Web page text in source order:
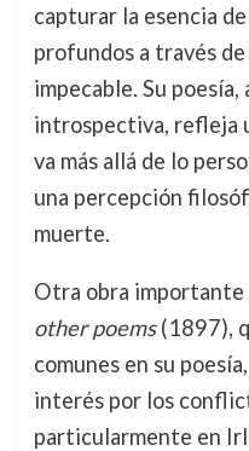
capturar la esencia
profundos a través
impecable. Su poesía,
introspectiva, refleja
va más allá de lo
una percepción
muerte.
Otra obra importante
other poems(1897),
comunes en su
interés por los
particularmente en